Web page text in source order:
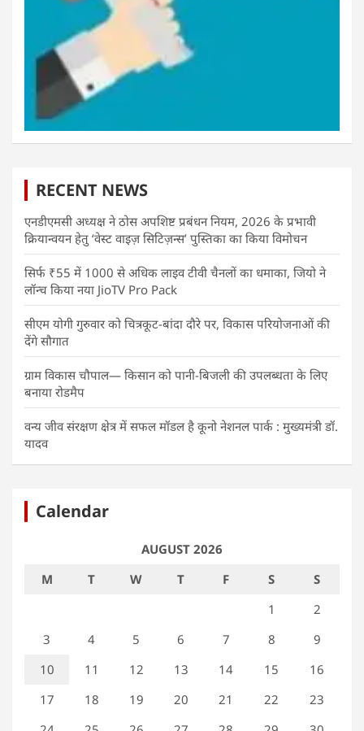
RECENT NEWS
एनडीएमसी अध्यक्ष ने ठोस अपशिष्ट प्रबंधन नियम, 2026 के प्रभावी
क्रियान्वयन हेतु ‘वेस्ट वाइज़ सिटिज़न्स’ पुस्तिका का किया विमोचन
सिर्फ ₹55 में 1000 से अधिक लाइव टीवी चैनलों का धमाका, जियो ने
लॉन्च किया नया JioTV Pro Pack
सीएम योगी गुरुवार को चित्रकूट-बांदा दौरे पर, विकास परियोजनाओं की
देंगे सौगात
ग्राम विकास चौपाल— किसान को पानी-बिजली की उपलब्धता के लिए
बनाया रोडमैप
वन्य जीव संरक्षण क्षेत्र में सफल मॉडल है कूनो नेशनल पार्क : मुख्यमंत्री डॉ.
यादव
Calendar
AUGUST 2026
M
T W T F S
S
1
2
3
4 5 6 7 8
9
10
11 12 13 14 15
16
17
18 19 20 21 22
23